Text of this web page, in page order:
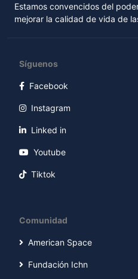
Estamos convencidos del
mejorar la calidad de vida de
Síguenos
Facebook
Instagram
Linked in
Youtube
Tiktok
Comunidad
American Space
Fundación Ichn